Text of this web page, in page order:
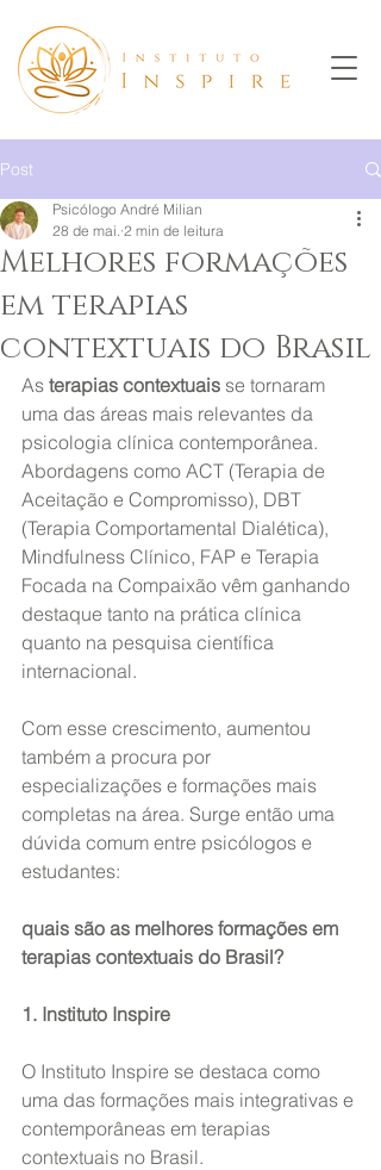
Post
Melhores formações
em terapias
contextuais do Brasil
Psicólogo André Milian
28 de mai. 2 min de leitura
As terapias contextuais se tornaram
uma das áreas mais relevantes da
psicologia clínica contemporânea.
Abordagens como ACT (Terapia de
Aceitação e Compromisso), DBT
(Terapia Comportamental Dialética),
Mindfulness Clínico, FAP e Terapia
Focada na Compaixão vêm ganhando
destaque tanto na prática clínica
quanto na pesquisa científica
internacional.
Com esse crescimento, aumentou
também a procura por
especializações e formações mais
completas na área. Surge então uma
dúvida comum entre psicólogos e
estudantes:
quais são as melhores formações em
terapias contextuais do Brasil?
1. Instituto Inspire
O Instituto Inspire se destaca como
uma das formações mais integrativas e
contemporâneas em terapias
contextuais no Brasil.